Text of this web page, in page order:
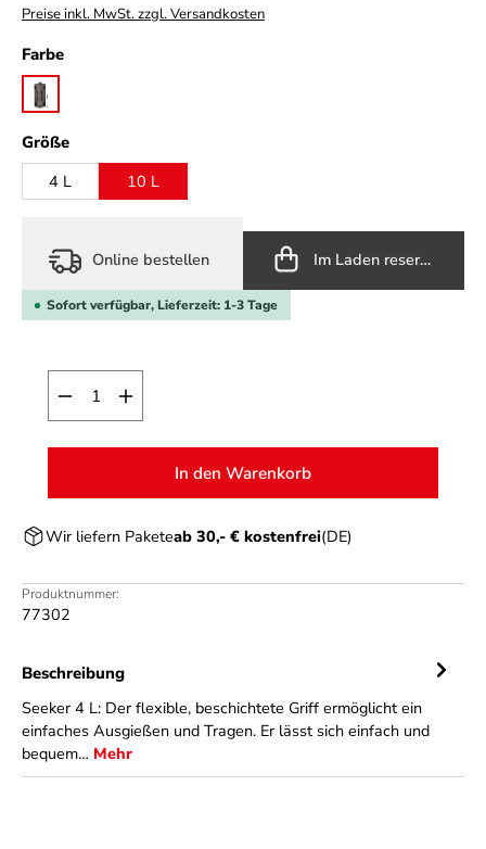
Preise inkl. MwSt. zzgl. Versandkosten
Farbeauswählen
mammoth grey
Größeauswählen
4 L
10 L
Online bestellen Im Laden reservieren
Sofort verfügbar, Lieferzeit: 1-3 Tage
Produkt Anzahl: Gib den gewünschten Wert
In den Warenkorb
Wir liefern Paketeab 30,- € kostenfrei(DE)
Produktnummer:
77302
Beschreibung
Seeker 4 L: Der flexible, beschichtete Griff ermöglicht ein
einfaches Ausgießen und Tragen. Er lässt sich einfach und
bequem… Mehr